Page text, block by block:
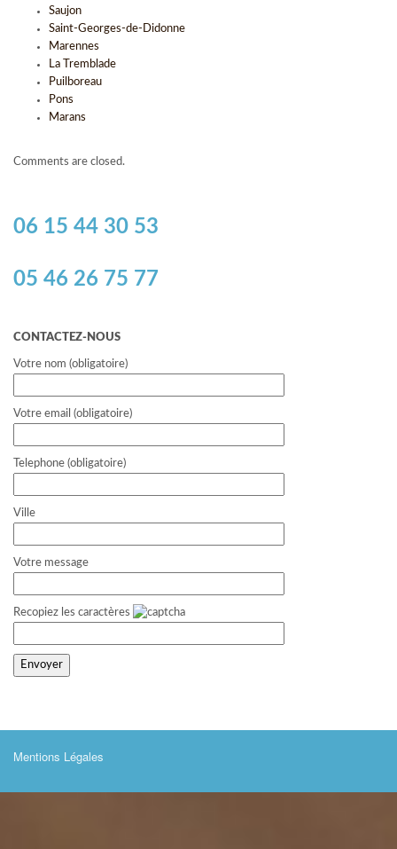
Saujon
Saint-Georges-de-Didonne
Marennes
La Tremblade
Puilboreau
Pons
Marans
Comments are closed.
06 15 44 30 53
05 46 26 75 77
CONTACTEZ-NOUS
Votre nom (obligatoire)
Votre email (obligatoire)
Telephone (obligatoire)
Ville
Votre message
Recopiez les caractères
Mentions Légales